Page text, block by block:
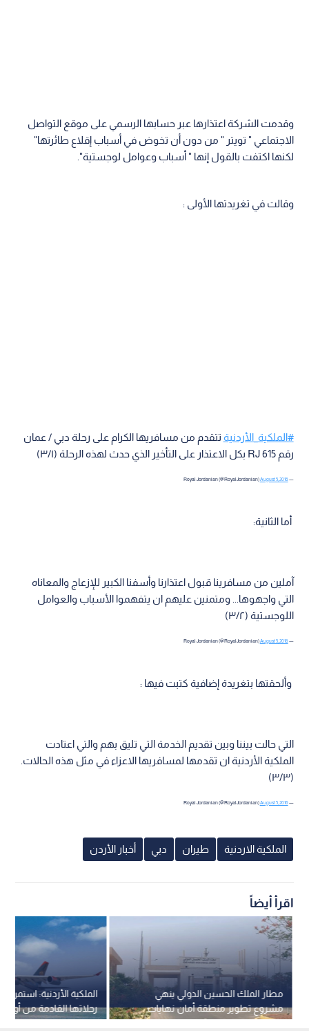
وقدمت الشركة اعتذارها عبر حسابها الرسمي على موقع التواصل
الاجتماعي " تويتر " من دون أن تخوض في أسباب إقلاع طائرتها"
لكنها اكتفت بالقول إنها " أسباب وعوامل لوجستية".
وقالت في تغريدتها الأولى :
#الملكية_الأردنية تتقدم من مسافريها الكرام على رحلة دبي / عمان
رقم RJ 615 بكل الاعتذار على التأخير الذي حدث لهذه الرحلة (٣/١)
— Royal Jordanian (@RoyalJordanian)
August 5, 2016
أما الثانية:
آملين من مسافرينا قبول اعتذارنا وأسفنا الكبير للإزعاج والمعاناه
التي واجهوها... ومتمنين عليهم ان يتفهموا الأسباب والعوامل
اللوجستية (٣/٢)
— Royal Jordanian (@RoyalJordanian)
August 5, 2016
وألحقتها بتغريدة إضافية كتبت فيها :
التي حالت بيننا وبين تقديم الخدمة التي تليق بهم والتي اعتادت
الملكية الأردنية ان تقدمها لمسافريها الاعزاء في مثل هذه الحالات.
(٣/٣)
— Royal Jordanian (@RoyalJordanian)
August 5, 2016
الملكية الاردنية طيران دبي أخبار الأردن
اقرأ أيضاً
الملكية الأردنية:
رحلاتها القادمة من
المتحدة الليلة كالمعتاد
مطار الملك الحسين الدولي ينهي
مشروع تطوير منطقة أمان نهايات
المدرج